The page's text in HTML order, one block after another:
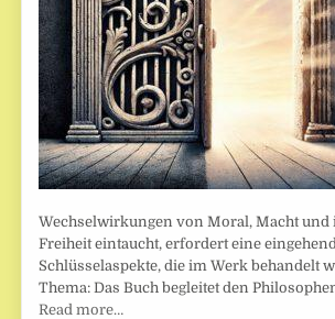
Wechselwirkungen von Moral, Macht
Freiheit eintaucht, erfordert eine
Schlüsselaspekte, die im Werk behandelt
Thema: Das Buch begleitet den
Read more…